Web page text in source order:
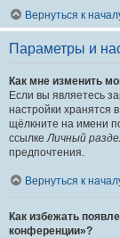
Вернуться к
Параметры и
Как мне изменить
Если вы являетесь
настройки хранятся
щёлкните на имени
ссылкеЛичный
предпочтения.
Вернуться к
Как избежать
конференции»?